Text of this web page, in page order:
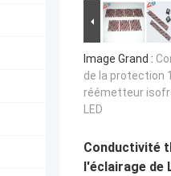
Image Grand :
de la protection
réémetteur
LED
Conductivité
l'éclairage de